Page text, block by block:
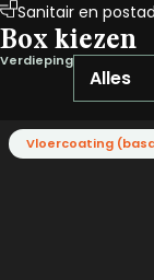
Sanitair en
Box kiezen
Verdieping
Vloercoating